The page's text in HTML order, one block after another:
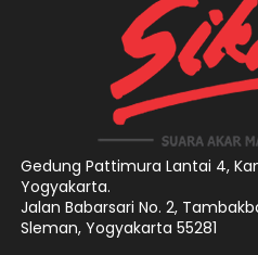
Gedung Pattimura Lantai 4,
Yogyakarta.
Jalan Babarsari No. 2,
Sleman, Yogyakarta 55281